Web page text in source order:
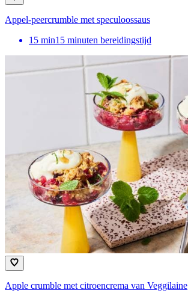
Appel-peercrumble met speculoossaus
15 min15 minuten bereidingstijd
Apple crumble met citroencrema van Veggilaine